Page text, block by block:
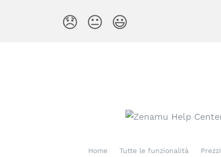
😞 😐 😃
Home Tutte le funzionalità Prezzi